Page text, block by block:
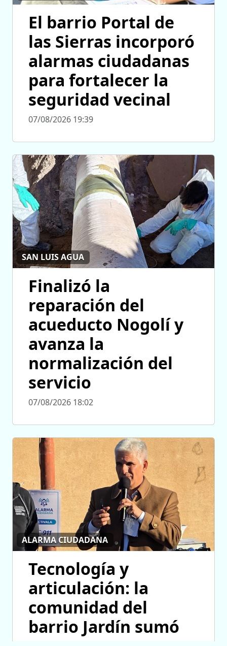
El barrio Portal de
las Sierras incorporó
alarmas ciudadanas
para fortalecer la
seguridad vecinal
07/08/2026 19:39
SAN LUIS AGUA
Finalizó la
reparación del
acueducto Nogolí y
avanza la
normalización del
servicio
07/08/2026 18:02
ALARMA CIUDADANA
Tecnología y
articulación: la
comunidad del
barrio Jardín sumó